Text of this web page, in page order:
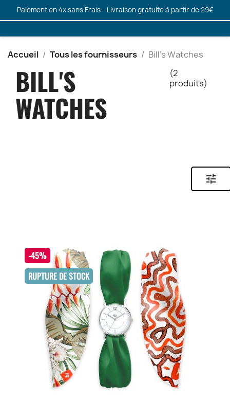
Paiement en 4x sans Frais - Livraison gratuite à partir de 29€
Accueil Tous les fournisseurs Bill's Watches
BILL'S
WATCHES
(2
produits)
tune
-45%
RUPTURE DE STOCK